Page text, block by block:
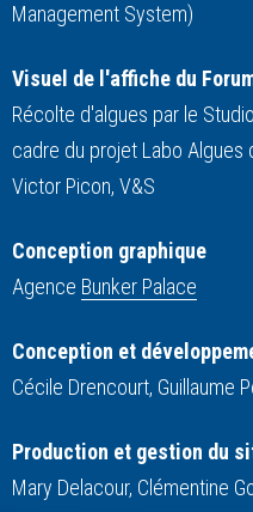
Management System)
Visuel de l'affiche du
Récolte d'algues par le
cadre du projet Labo
Victor Picon, V&S
Conception graphique
Agence Bunker Palace
Conception et
Cécile Drencourt, Guillaume
Production et gestion du
Mary Delacour, Clémentine